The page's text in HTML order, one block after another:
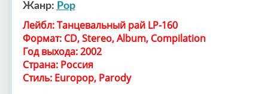
Жанр: Pop
Лейбл: Танцевальный рай LP-160
Формат: CD, Stereo, Album, Compilation
Год выхода: 2002
Страна: Россия
Стиль: Europop, Parody